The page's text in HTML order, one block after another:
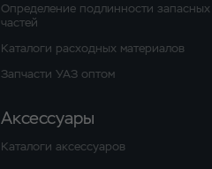
Определение подлинности запасных
частей
Каталоги расходных материалов
Запчасти УАЗ оптом
Аксессуары
Каталоги аксессуаров